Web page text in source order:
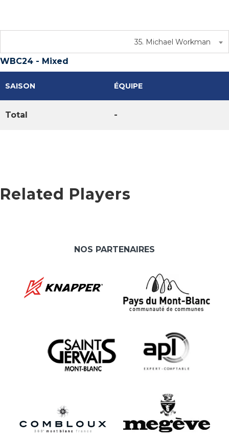
35. Michael Workman
WBC24 - Mixed
SAISON ÉQUIPE
Total -
Related Players
NOS PARTENAIRES